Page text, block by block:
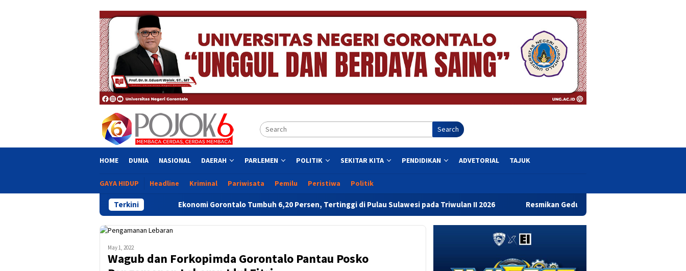
Search
HOME DUNIA NASIONAL DAERAH PARLEMEN POLITIK SEKITAR KITA PENDIDIKAN ADVETORIAL TAJUK
GAYA HIDUP Headline Kriminal Pariwisata Pemilu Peristiwa Politik
Terkini
Ekonomi Gorontalo Tumbuh 6,20 Persen, Tertinggi di Pulau Sulawesi pada Triwulan II 2026 Resmikan Gedung Baru Bahrul Ulum, Wagub Idah Dorong
May 1, 2022
Wagub dan Forkopimda Gorontalo Pantau Posko